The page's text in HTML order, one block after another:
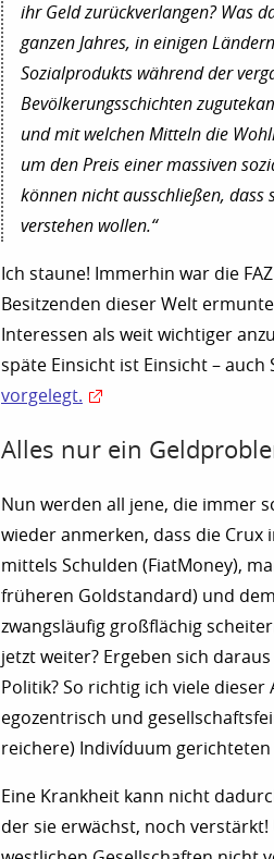
ihr Geld zurückverlangen? Was
ganzen Jahres, in einigen
Sozialprodukts während der
Bevölkerungsschichten
und mit welchen Mitteln die
um den Preis einer massiven
können nicht ausschließen,
verstehen wollen.“
Ich staune! Immerhin war die
Besitzenden dieser Welt
Interessen als weit wichtiger
späte Einsicht ist Einsicht –
vorgelegt.
Alles nur ein
Nun werden all jene, die immer
wieder anmerken, dass die Crux
mittels Schulden (FiatMoney),
früheren Goldstandard) und
zwangsläufig großflächig
jetzt weiter? Ergeben sich
Politik? So richtig ich viele
egozentrisch und
reichere) Indivíduum gerichteten
Eine Krankheit kann nicht
der sie erwächst, noch